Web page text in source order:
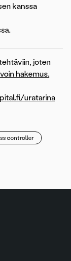
kanssa
joten
hakemus.
uratarina
controller